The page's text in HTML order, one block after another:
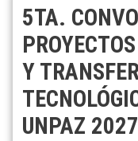
5TA.
Y
UNPAZ